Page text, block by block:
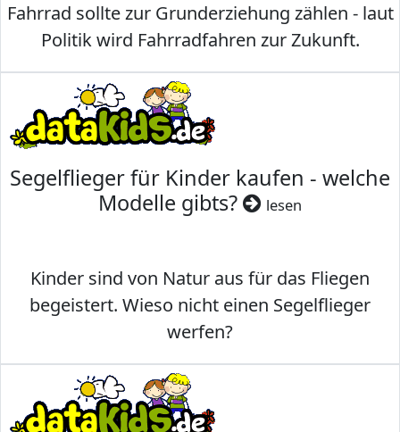
Fahrrad sollte zur Grunderziehung zählen - laut
Politik wird Fahrradfahren zur Zukunft.
Segelflieger für Kinder kaufen - welche
Modelle gibts?
lesen
Kinder sind von Natur aus für das Fliegen
begeistert. Wieso nicht einen Segelflieger
werfen?